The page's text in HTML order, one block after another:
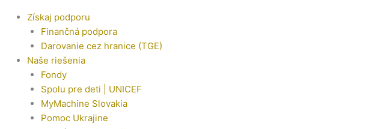
Získaj podporu
Finančná podpora
Darovanie cez hranice (TGE)
Naše riešenia
Fondy
Spolu pre deti | UNICEF
MyMachine Slovakia
Pomoc Ukrajine